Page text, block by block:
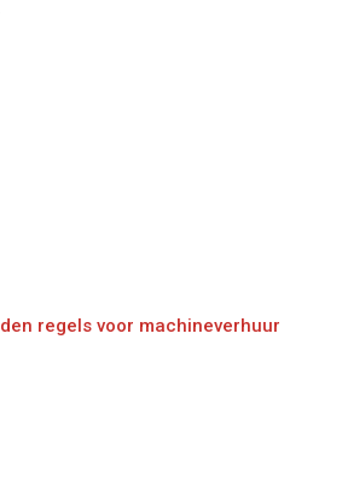
regels voor machineverhuur